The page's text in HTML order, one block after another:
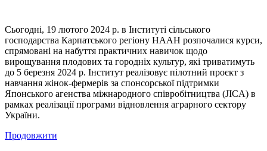
Сьогодні, 19 лютого 2024 р. в Інституті сільського
господарства Карпатського регіону НААН розпочалися курси,
спрямовані на набуття практичних навичок щодо
вирощування плодових та городніх культур, які триватимуть
до 5 березня 2024 р. Інститут реалізовує пілотний проєкт з
навчання жінок-фермерів за спонсорської підтримки
Японського агенства міжнародного співробітництва (JICA) в
рамках реалізації програми відновлення аграрного сектору
України.
Продовжити